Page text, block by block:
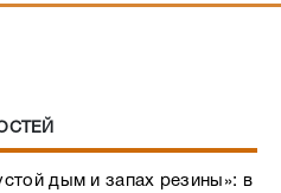
дым и запах резины»: в